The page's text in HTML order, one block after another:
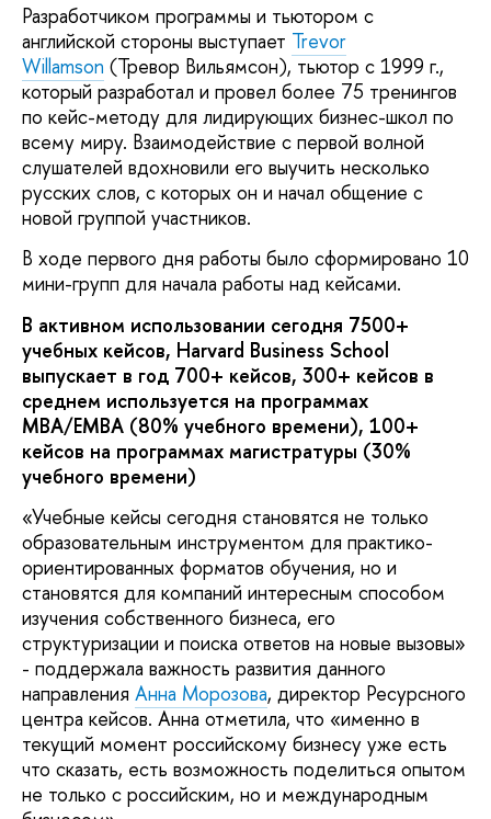
Разработчиком программы и тьютором с
английской стороны выступает Trevor
Willamson (Тревор Вильямсон), тьютор с 1999 г.,
который разработал и провел более 75 тренингов
по кейс-методу для лидирующих бизнес-школ по
всему миру. Взаимодействие с первой волной
слушателей вдохновили его выучить несколько
русских слов, с которых он и начал общение с
новой группой участников.
В ходе первого дня работы было сформировано 10
мини-групп для начала работы над кейсами.
В активном использовании сегодня 7500+
учебных кейсов, Harvard Business School
выпускает в год 700+ кейсов, 300+ кейсов в
среднем используется на программах
МВА/EMBA (80% учебного времени), 100+
кейсов на программах магистратуры (30%
учебного времени)
«Учебные кейсы сегодня становятся не только
образовательным инструментом для практико-
ориентированных форматов обучения, но и
становятся для компаний интересным способом
изучения собственного бизнеса, его
структуризации и поиска ответов на новые вызовы»
- поддержала важность развития данного
направления Анна Морозова, директор Ресурсного
центра кейсов. Анна отметила, что «именно в
текущий момент российскому бизнесу уже есть
что сказать, есть возможность поделиться опытом
не только с российским, но и международным